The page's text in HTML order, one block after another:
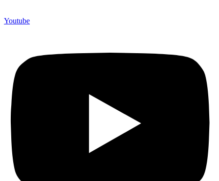
Youtube